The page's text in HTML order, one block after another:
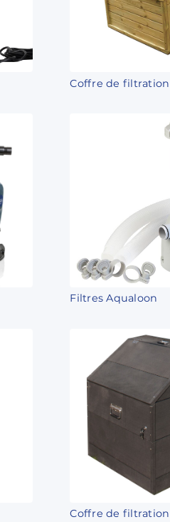
Coffre de
Filtres Aqualoon
Coffre de